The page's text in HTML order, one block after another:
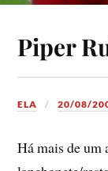
Piper
ELA 20/08/
Há mais de um